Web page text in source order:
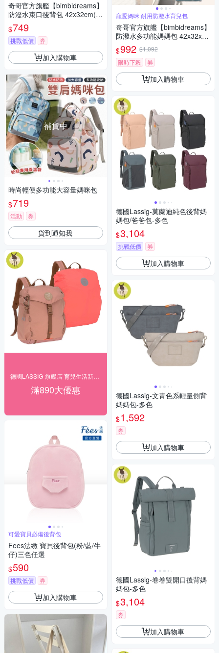
奇哥官方旗艦【bimbidreams】
防潑水束口後背包 42x32cm(束
口包 抽繩包 旅行包 外出包)
$749
挑戰低價 券
加入購物車
補貨中
時尚輕便多功能大容量媽咪包
$719
活動 券
貨到通知我
滿890大優惠
可愛寶貝必備後背包
Fees法緻 寶貝後背包(粉/藍/牛
仔)三色任選
$590
挑戰低價 券
加入購物車
寵愛媽咪 耐用防潑水育兒包
奇哥官方旗艦【bimbidreams】
防潑水多功能媽媽包 42x32x5c
m(後背包 育兒包 旅行包 書包
外出包)
$992 $1,092
限時下殺
券
加入購物車
德國Lassig-莫蘭迪純色後背媽
媽包/爸爸包-多色
$3,104
挑戰低價 券
加入購物車
德國Lassig-文青色系輕量側背
媽媽包-多色
$1,592
券
加入購物車
德國Lassig-卷卷雙開口後背媽
媽包-多色
$3,104
券
加入購物車